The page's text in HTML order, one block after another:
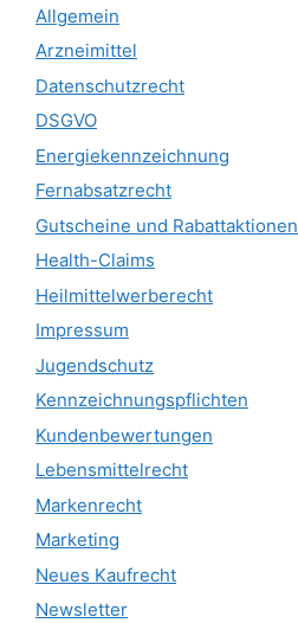
Allgemein
Arzneimittel
Datenschutzrecht
DSGVO
Energiekennzeichnung
Fernabsatzrecht
Gutscheine und Rabattaktionen
Health-Claims
Heilmittelwerberecht
Impressum
Jugendschutz
Kennzeichnungspflichten
Kundenbewertungen
Lebensmittelrecht
Markenrecht
Marketing
Neues Kaufrecht
Newsletter